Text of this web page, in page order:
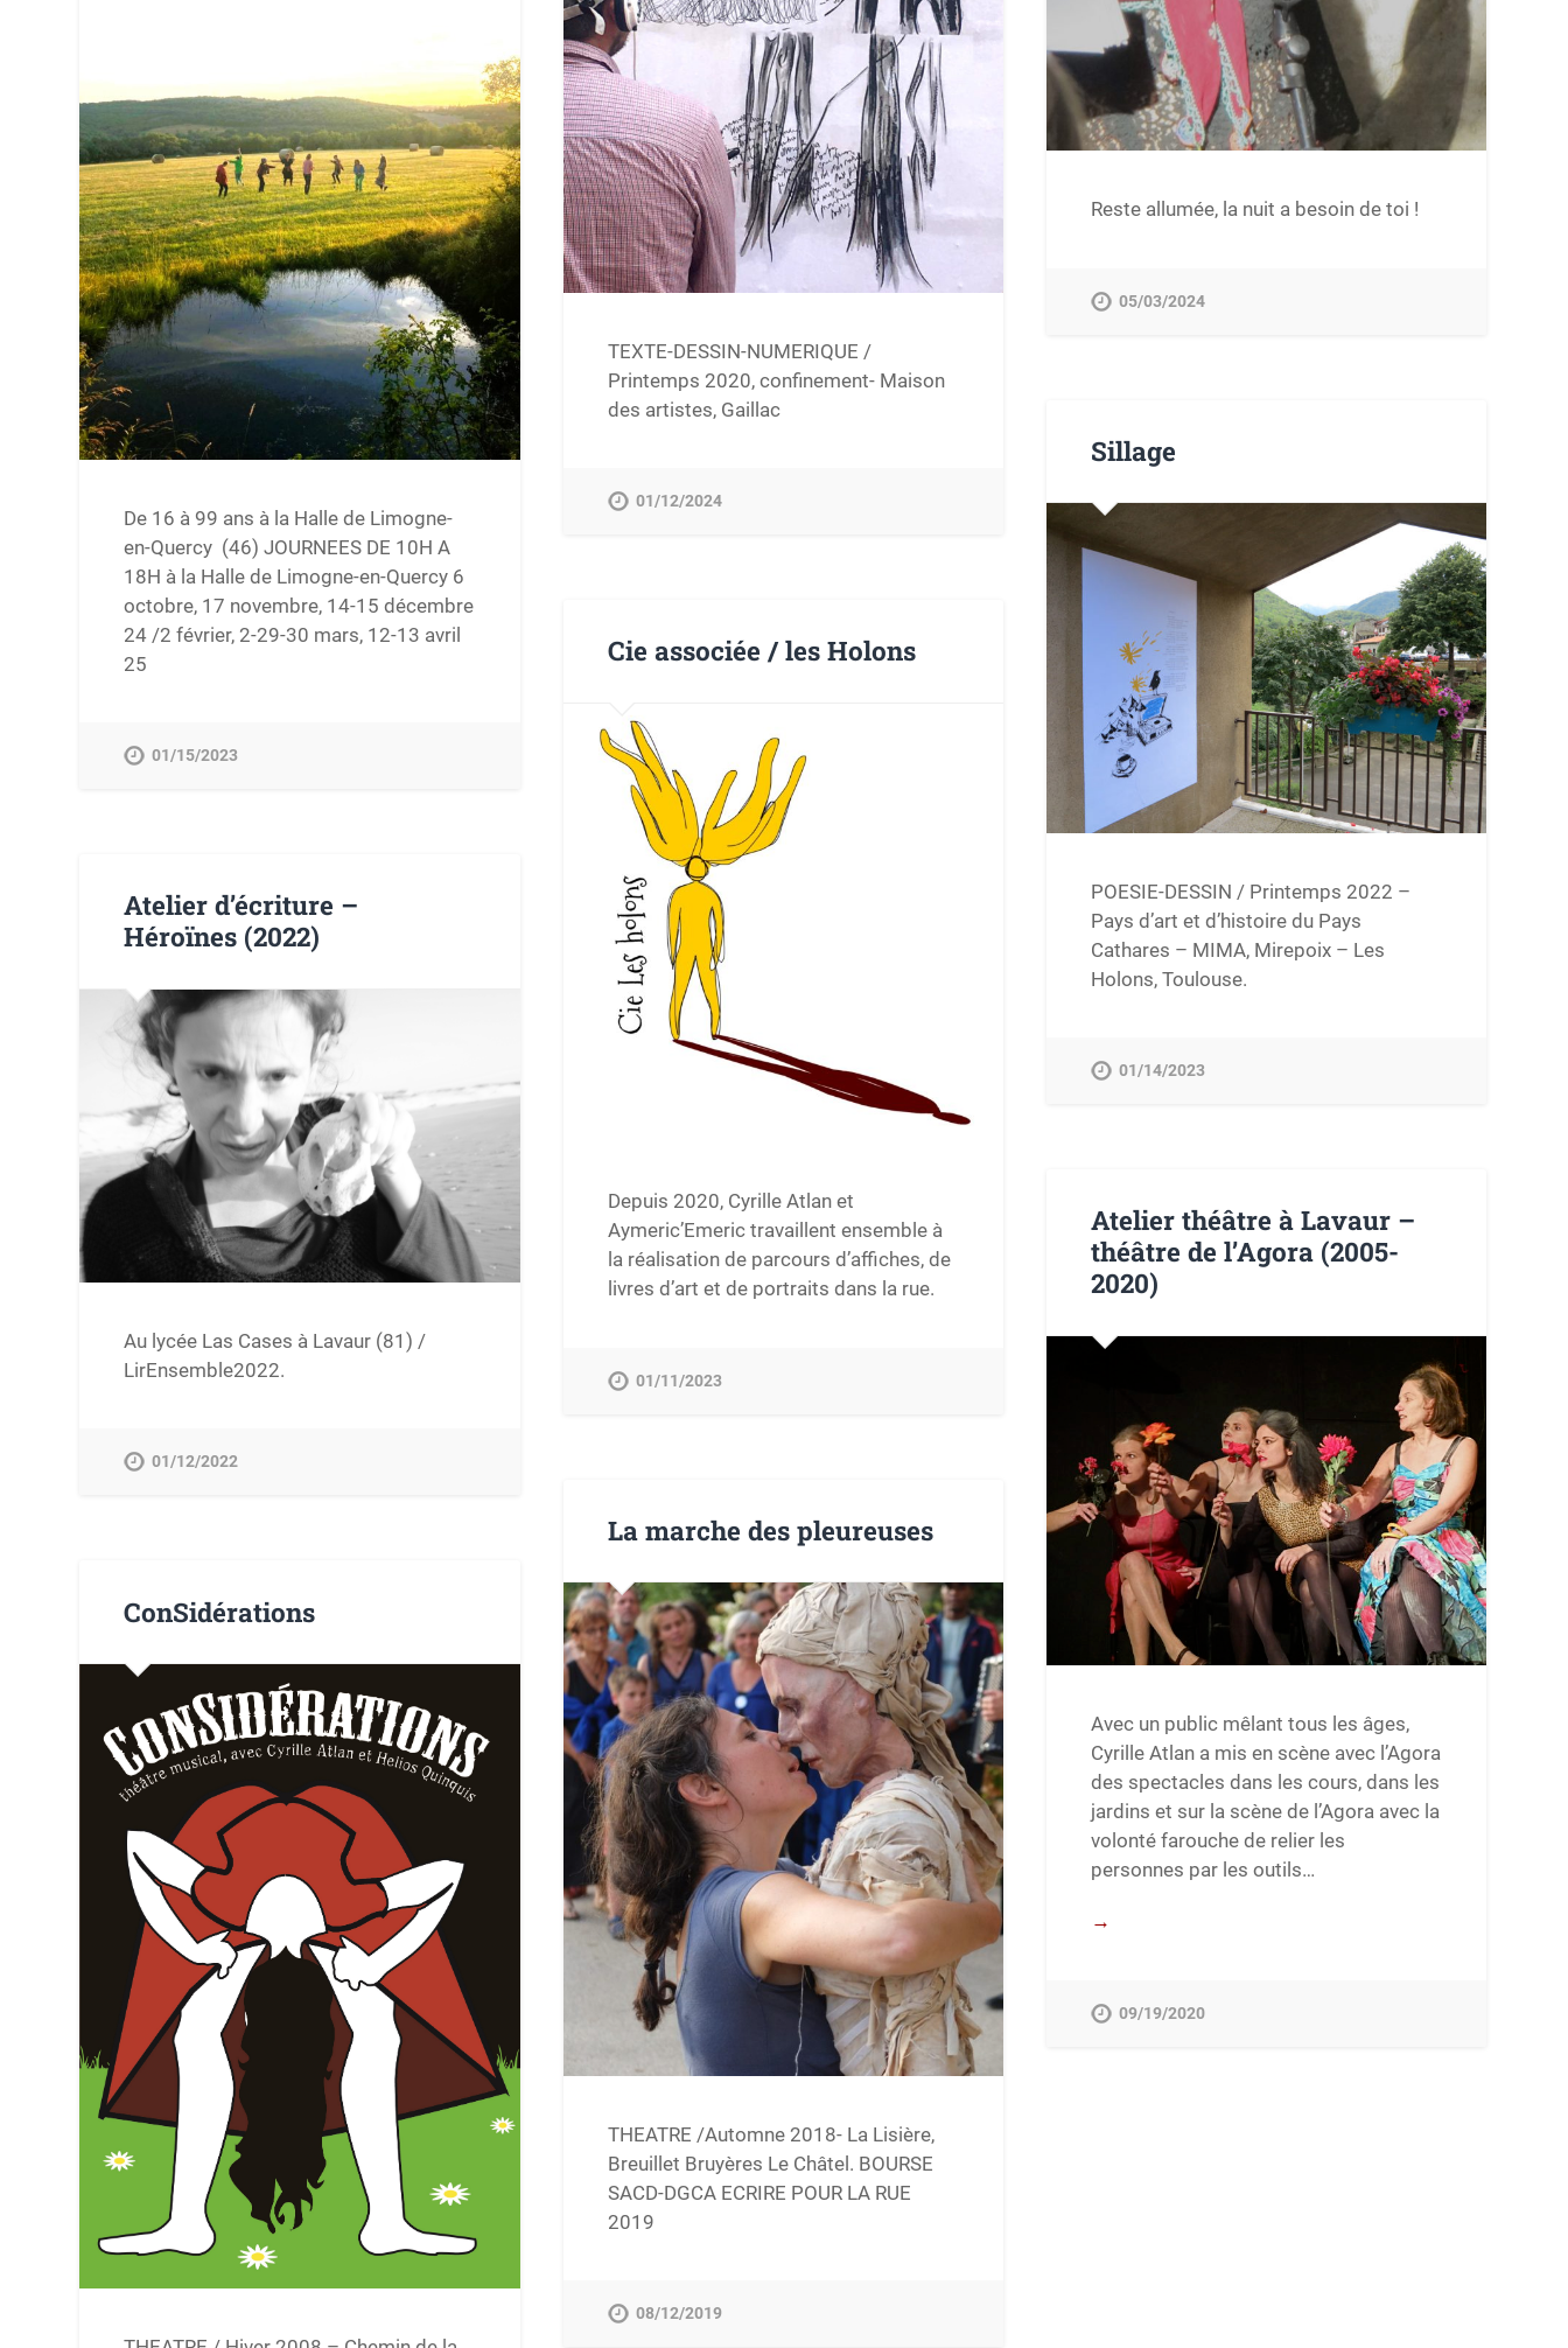
Reste allumée, la nuit a besoin de toi !
05/03/2024
TEXTE-DESSIN-NUMERIQUE /
Printemps 2020, confinement- Maison
des artistes, Gaillac
01/12/2024
De 16 à 99 ans à la Halle de Limogne-
en-Quercy (46) JOURNEES DE 10H A
18H à la Halle de Limogne-en-Quercy 6
octobre, 17 novembre, 14-15 décembre
24 /2 février, 2-29-30 mars, 12-13 avril
25
01/15/2023
Sillage
POESIE-DESSIN / Printemps 2022 –
Pays d’art et d’histoire du Pays
Cathares – MIMA, Mirepoix – Les
Holons, Toulouse.
01/14/2023
Cie associée / les Holons
Depuis 2020, Cyrille Atlan et
Aymeric’Emeric travaillent ensemble à
la réalisation de parcours d’affiches, de
livres d’art et de portraits dans la rue.
01/11/2023
Atelier d’écriture –
Héroïnes (2022)
Au lycée Las Cases à Lavaur (81) /
LirEnsemble2022.
01/12/2022
Atelier théâtre à Lavaur –
théâtre de l’Agora (2005-
2020)
Avec un public mêlant tous les âges,
Cyrille Atlan a mis en scène avec l’Agora
des spectacles dans les cours, dans les
jardins et sur la scène de l’Agora avec la
volonté farouche de relier les
personnes par les outils…
→
09/19/2020
La marche des pleureuses
THEATRE /Automne 2018- La Lisière,
Breuillet Bruyères Le Châtel. BOURSE
SACD-DGCA ECRIRE POUR LA RUE
2019
08/12/2019
ConSidérations